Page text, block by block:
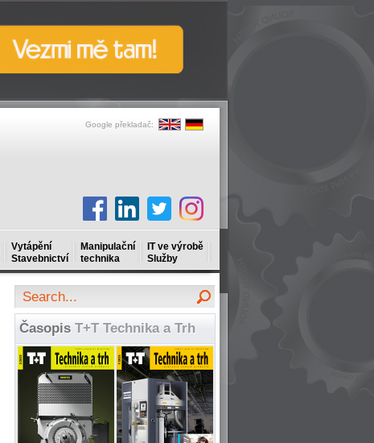
Google překladač:
Vytápění
Stavebnictví
Manipulační
technika
IT ve výrobě
Služby
Časopis T+T Technika a Trh